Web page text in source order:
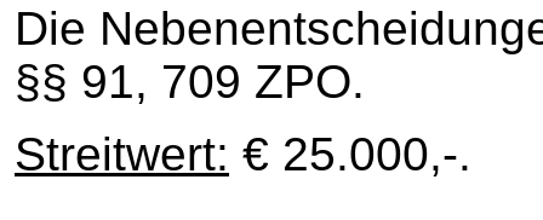
Die
§§ 91, 709 ZPO.
Streitwert: € 25.000,-.